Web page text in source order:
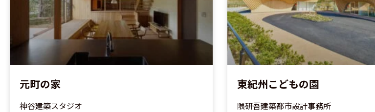
元町の家
神谷建築スタジオ
東紀州こどもの園
隈研吾建築都市設計事務所